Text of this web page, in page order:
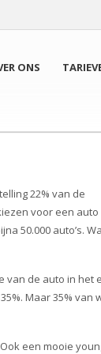
ONS
22% van de
voor een
50.000 auto’s.
van de auto in het
Maar 35% van
een mooie